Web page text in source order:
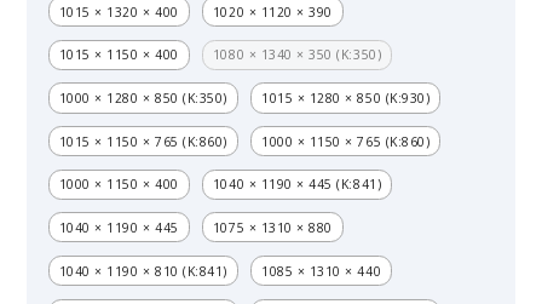
1015 × 1320 × 400 1020 × 1120 × 390
1015 × 1150 × 400 1080 × 1340 × 350 (K:350)
1000 × 1280 × 850 (K:350) 1015 × 1280 × 850 (K:930)
1015 × 1150 × 765 (K:860) 1000 × 1150 × 765 (K:860)
1000 × 1150 × 400 1040 × 1190 × 445 (K:841)
1040 × 1190 × 445 1075 × 1310 × 880
1040 × 1190 × 810 (K:841) 1085 × 1310 × 440